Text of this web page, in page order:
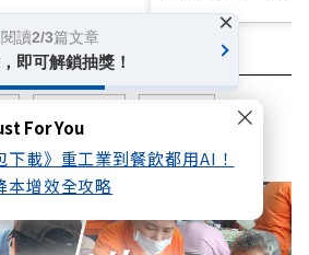
For You
下載》重工業到餐飲都用AI！
本增效全攻略
讀2/3篇文章
即可解鎖抽獎！
×